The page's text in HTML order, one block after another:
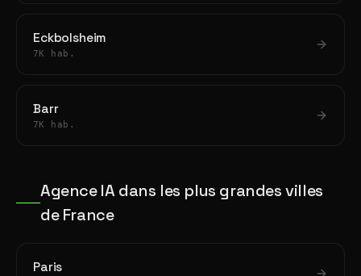
Eckbolsheim
7K hab.
Barr
7K hab.
Agence IA dans les plus grandes villes
de France
Paris